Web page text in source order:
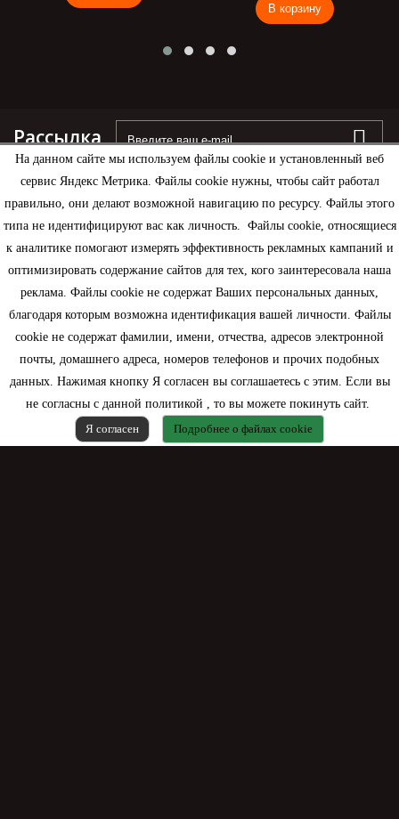
На данном сайте мы используем файлы cookie и установленный веб
сервис Яндекс Метрика. Файлы cookie нужны, чтобы сайт работал
правильно, они делают возможной навигацию по ресурсу. Файлы этого
типа не идентифицируют вас как личность. Файлы cookie, относящиеся
к аналитике помогают измерять эффективность рекламных кампаний и
оптимизировать содержание сайтов для тех, кого заинтересовала наша
реклама. Файлы cookie не содержат Ваших персональных данных,
благодаря которым возможна идентификация вашей личности. Файлы
cookie не содержат фамилии, имени, отчества, адресов электронной
почты, домашнего адреса, номеров телефонов и прочих подобных
данных. Нажимая кнопку Я согласен вы соглашаетесь с этим. Если вы
не согласны с данной политикой , то вы можете покинуть сайт.
Я согласен
Подробнее о файлах cookie
В корзину
Рассылка
Информация
Моя учетная запись
Контактная информация